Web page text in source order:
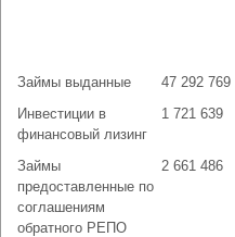
Займы выданные
47 292 769
Инвестиции в
финансовый лизинг
1 721 639
Займы
предоставленные по
соглашениям
обратного РЕПО
2 661 486